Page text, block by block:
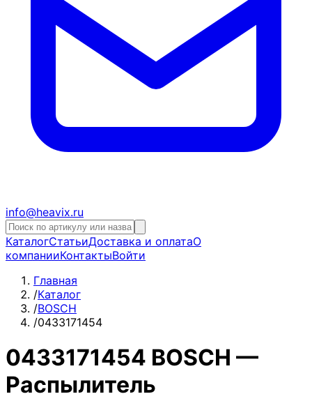
info@heavix.ru
КаталогСтатьиДоставка и оплатаО
компанииКонтактыВойти
Главная
/Каталог
/BOSCH
/0433171454
0433171454 BOSCH —
Распылитель